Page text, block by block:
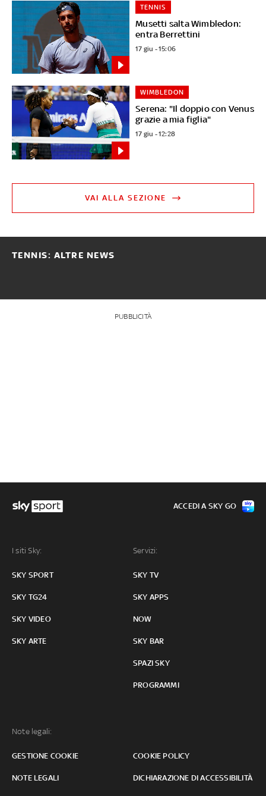
Musetti salta Wimbledon:
entra Berrettini
TENNIS
17 giu - 15:06
Serena: "Il doppio con Venus
grazie a mia figlia"
WIMBLEDON
17 giu - 12:28
VAI ALLA SEZIONE
TENNIS: ALTRE NEWS
PUBBLICITÀ
I siti Sky:
SKY SPORT
SKY TG24
SKY VIDEO
SKY ARTE
Servizi:
SKY TV
SKY APPS
NOW
SKY BAR
SPAZI SKY
PROGRAMMI
Note legali:
GESTIONE COOKIE COOKIE POLICY
NOTE LEGALI DICHIARAZIONE DI ACCESSIBILITÀ
ACCEDI A SKY GO